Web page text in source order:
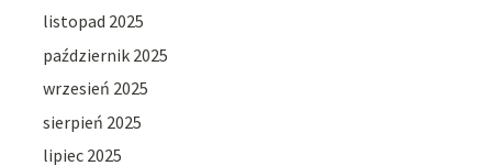
listopad 2025
październik 2025
wrzesień 2025
sierpień 2025
lipiec 2025